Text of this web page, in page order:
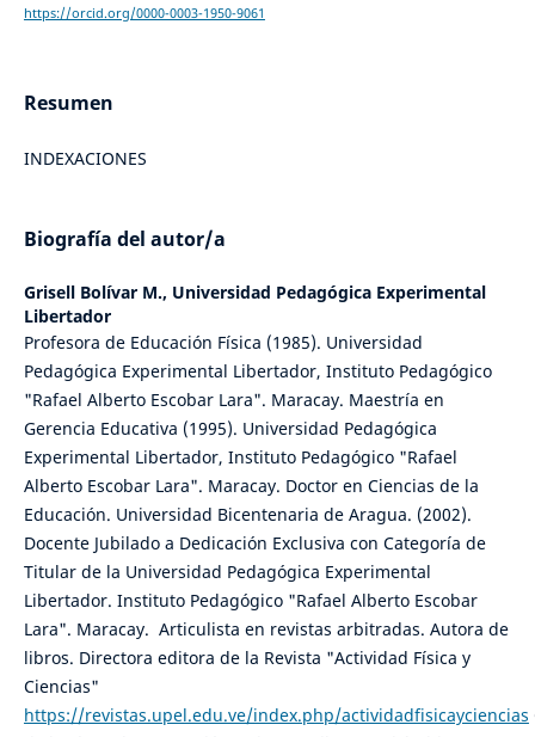
https://orcid.org/0000-0003-1950-9061
Resumen
INDEXACIONES
Biografía del autor/a
Grisell Bolívar M., Universidad Pedagógica Experimental
Libertador
Profesora de Educación Física (1985). Universidad
Pedagógica Experimental Libertador, Instituto Pedagógico
"Rafael Alberto Escobar Lara". Maracay. Maestría en
Gerencia Educativa (1995). Universidad Pedagógica
Experimental Libertador, Instituto Pedagógico "Rafael
Alberto Escobar Lara". Maracay. Doctor en Ciencias de la
Educación. Universidad Bicentenaria de Aragua. (2002).
Docente Jubilado a Dedicación Exclusiva con Categoría de
Titular de la Universidad Pedagógica Experimental
Libertador. Instituto Pedagógico "Rafael Alberto Escobar
Lara". Maracay. Articulista en revistas arbitradas. Autora de
libros. Directora editora de la Revista "Actividad Física y
Ciencias"
https://revistas.upel.edu.ve/index.php/actividadfisicayciencias